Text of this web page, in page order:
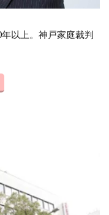
以上。神戸家庭裁判